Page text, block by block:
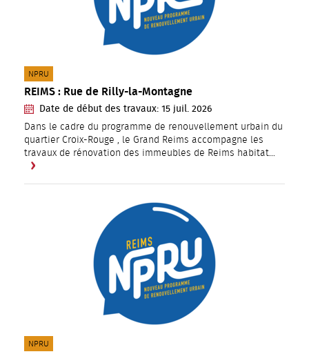
REIMS : Rue de Rilly-la-Montagne
Date de début des travaux: 15 juil. 2026
Dans le cadre du programme de renouvellement urbain du
quartier Croix-Rouge , le Grand Reims accompagne les
travaux de rénovation des immeubles de Reims habitat…
CATÉGORIE(S) :
NPRU
CATÉGORIE(S) :
NPRU